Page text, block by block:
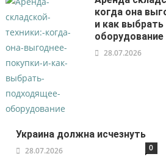
когда она
и как
оборудование
28.07.2026
Украина должна исчезнуть
28.07.2026 0